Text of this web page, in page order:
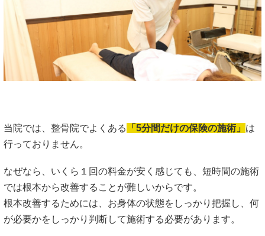
当院では、整骨院でよくある 「5分間だけの保険の施術」 は
行っておりません。
なぜなら、いくら１回の料金が安く感じても、短時間の施術
では根本から改善することが難しいからです。
根本改善するためには、お身体の状態をしっかり把握し、何
が必要かをしっかり判断して施術する必要があります。